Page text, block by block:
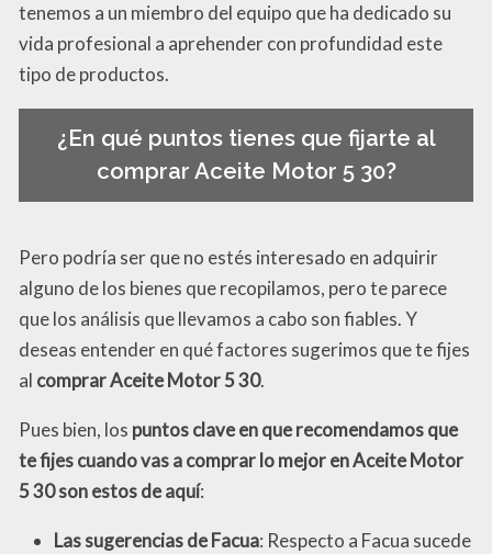
tenemos a un miembro del equipo que ha dedicado su
vida profesional a aprehender con profundidad este
tipo de productos.
¿En qué puntos tienes que fijarte al
comprar Aceite Motor 5 30?
Pero podría ser que no estés interesado en adquirir
alguno de los bienes que recopilamos, pero te parece
que los análisis que llevamos a cabo son fiables. Y
deseas entender en qué factores sugerimos que te fijes
al comprar Aceite Motor 5 30.
Pues bien, los puntos clave en que recomendamos que
te fijes cuando vas a comprar lo mejor en Aceite Motor
5 30 son estos de aquí:
Las sugerencias de Facua: Respecto a Facua sucede